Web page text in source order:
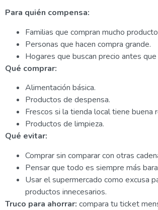
Para quién compensa:
Familias que compran mucho
Personas que hacen compra grande.
Hogares que buscan precio antes
Qué comprar:
Alimentación básica.
Productos de despensa.
Frescos si la tienda local tiene buena
Productos de limpieza.
Qué evitar:
Comprar sin comparar con otras
Pensar que todo es siempre más
Usar el supermercado como excusa
productos innecesarios.
Truco para ahorrar: compara tu ticket